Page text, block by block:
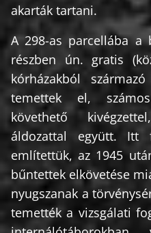
akarták tartani.
A 298-as parcellába a
részben ún. gratis
kórházakból
temettek el,
követhető
áldozattal együtt.
említettük, az 1945
bűntettek elkövetése
nyugszanak a
temették a vizsgálati